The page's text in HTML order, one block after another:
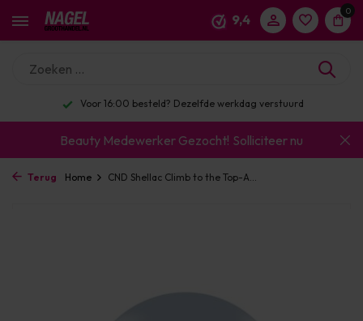
9,4
0
Voor 16:00 besteld? Dezelfde werkdag verstuurd
Beauty Medewerker Gezocht! Solliciteer nu
Terug Home CND Shellac Climb to the Top-A...